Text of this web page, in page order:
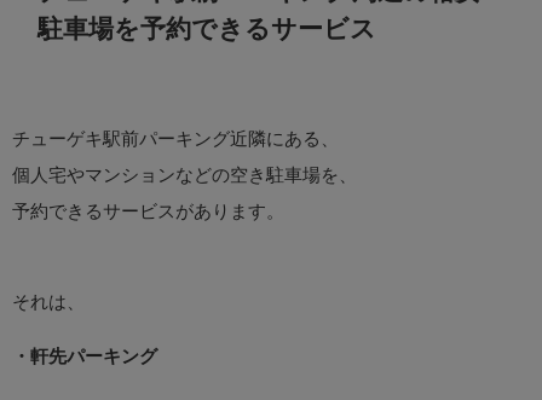
駐車場を予約できるサービス
チューゲキ駅前パーキング近隣にある、
個人宅やマンションなどの空き駐車場を、
予約できるサービスがあります。
それは、
・軒先パーキング